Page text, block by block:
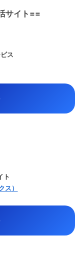
サイト==
ス
ト
）